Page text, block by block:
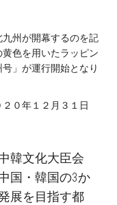
州が開幕するのを記
色を用いたラッピン
」が運行開始となり
０年１２月３１日
韓文化大臣会
国・韓国の3か
展を目指す都